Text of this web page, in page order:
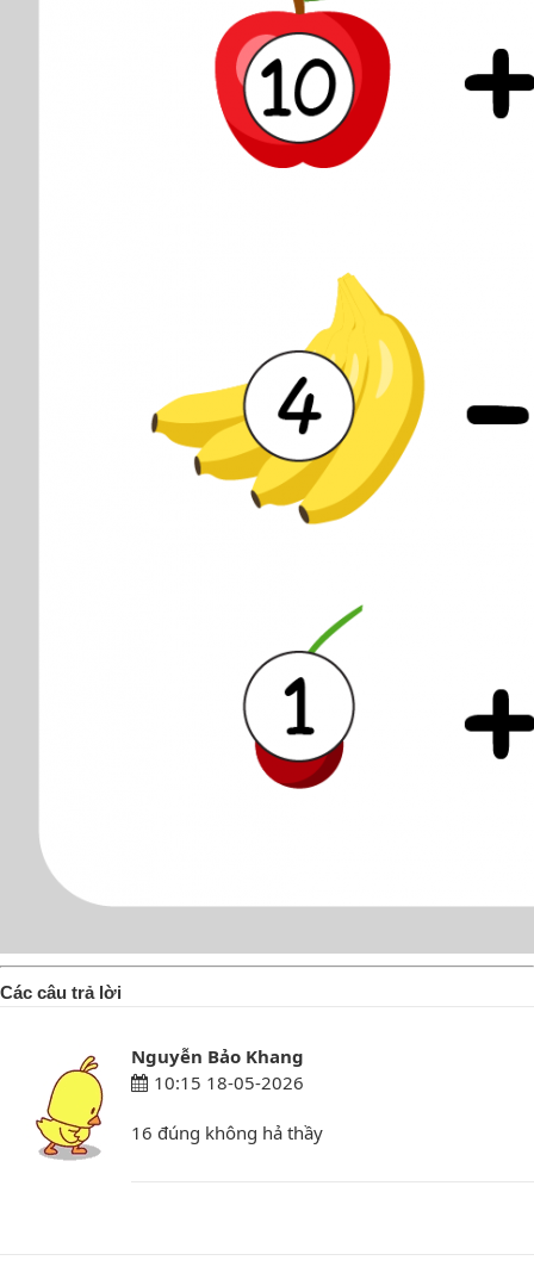
Các câu trả lời
Nguyễn Bảo Khang
10:15 18-05-2026
16 đúng không hả thầy